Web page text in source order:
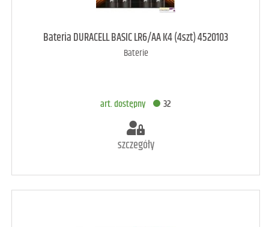
art. dostępny 43
Bateria DURACELL BASIC LR6/AA K4 (4szt) 4520103
Baterie
art. dostępny 32
szczegóły